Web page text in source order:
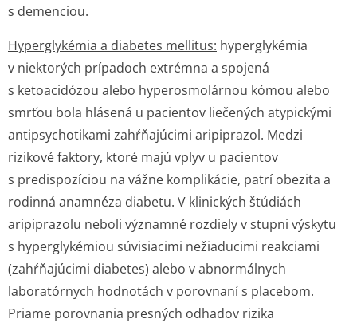
s demenciou.
Hyperglykémia a diabetes mellitus: hyperglykémia
v niektorých prípadoch extrémna a spojená
s ketoacidózou alebo hyperosmolárnou kómou alebo
smrťou bola hlásená u pacientov liečených atypickými
antipsychotikami zahŕňajúcimi aripiprazol. Medzi
rizikové faktory, ktoré majú vplyv u pacientov
s predispozíciou na vážne komplikácie, patrí obezita a
rodinná anamnéza diabetu. V klinických štúdiách
aripiprazolu neboli významné rozdiely v stupni výskytu
s hyperglykémiou súvisiacimi nežiaducimi reakciami
(zahŕňajúcimi diabetes) alebo v abnormálnych
laboratórnych hodnotách v porovnaní s placebom.
Priame porovnania presných odhadov rizika